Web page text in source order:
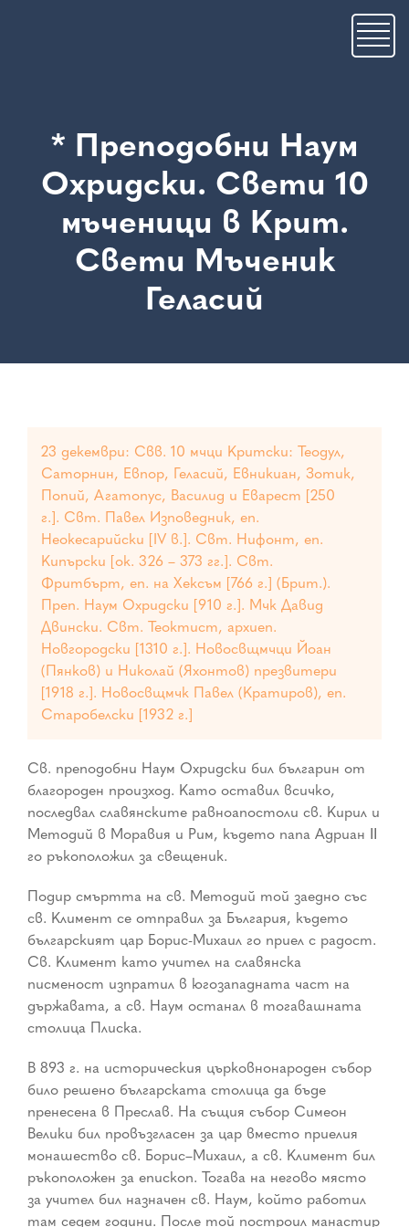
* Преподобни Наум
Охридски. Свети 10
мъченици в Крит.
Свети Мъченик
Геласий
23 декември: Свв. 10 мчци Критски: Теодул,
Саторнин, Евпор, Геласий, Евникиан, Зотик,
Попий, Агатопус, Василид и Еварест [250
г.]. Свт. Павел Изповедник, еп.
Неокесарийски [IV в.]. Свт. Нифонт, еп.
Кипърски [ок. 326 – 373 гг.]. Свт.
Фритбърт, еп. на Хексъм [766 г.] (Брит.).
Преп. Наум Охридски [910 г.]. Мчк Давид
Двински. Свт. Теоктист, архиеп.
Новгородски [1310 г.]. Новосвщмчци Йоан
(Пянков) и Николай (Яхонтов) презвитери
[1918 г.]. Новосвщмчк Павел (Кратиров), еп.
Старобелски [1932 г.]
Св. преподобни Наум Охридски бил българин от
благороден произход. Като оставил всичко,
последвал славянските равноапостоли св. Кирил и
Методий в Моравия и Рим, където папа Адриан ІІ
го ръкоположил за свещеник.
Подир смъртта на св. Методий той заедно със
св. Климент се отправил за България, където
българският цар Борис-Михаил го приел с радост.
Св. Климент като учител на славянска
писменост изпратил в югозападната част на
държавата, а св. Наум останал в тогавашната
столица Плиска.
В 893 г. на историческия църковнонароден събор
било решено българската столица да бъде
пренесена в Преслав. На същия събор Симеон
Велики бил провъзгласен за цар вместо приелия
монашество св. Борис–Михаил, а св. Климент бил
ръкоположен за епископ. Тогава на негово място
за учител бил назначен св. Наум, който работил
там седем години. После той построил манастир